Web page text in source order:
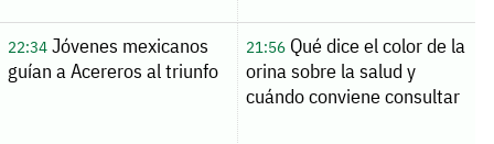
22:34Jóvenes mexicanos
guían a Acereros al triunfo
21:56Qué dice el color de la
orina sobre la salud y
cuándo conviene consultar